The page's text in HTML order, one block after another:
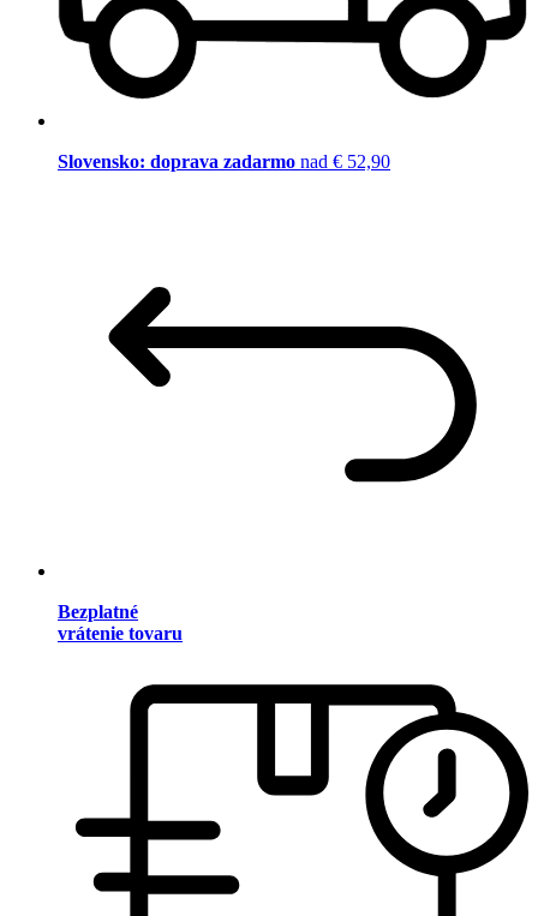
Slovensko: doprava zadarmo nad € 52,90
Bezplatné
vrátenie tovaru